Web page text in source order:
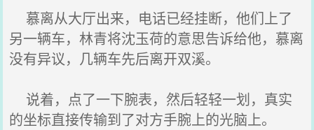
慕离从大厅出来，电话已经挂断，他们上了
另一辆车，林青将沈玉荷的意思告诉给他，慕离
没有异议，几辆车先后离开双溪。
说着，点了一下腕表，然后轻轻一划，真实
的坐标直接传输到了对方手腕上的光脑上。